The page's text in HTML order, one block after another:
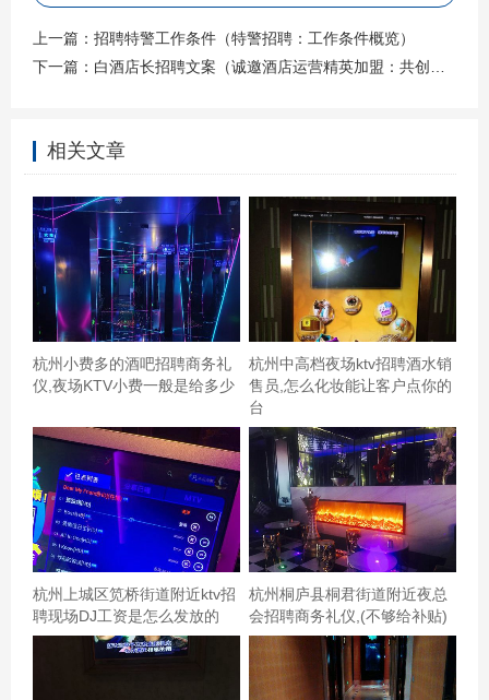
拥有**： - **教育背景**：本科及以上学历，会计、财务或
相关专业毕业。 - **专业技能**：具备扎实的会计理论基
础，熟悉国际会计准则（IFRS）或美国公认会计原则
领域工作经验，有大型跨国公司经验者优先。 - **技术工具
**：熟练操作Excel、SAP、Oracle等财务软件。 - **沟通能
力**：良好的中英文书面及口头表达能力，能够与不同部门
有效沟通。 - **分析能力**：具备出色的数据分析能力和问
题解决能力。 **加入我们，共创未来！** 在这里，您不仅
将获得职业上的成长与突破，更将在一个开放、包容的环
境中与一群志同道合的伙伴共同探索未知，实现个人价值
与企业目标的双赢。如果您渴望在会计领域深耕细作，如
果您准备好迎接挑战，那么请将您的简历发送至
[hr@ourcompany.com]，让我们一起开启这段精彩的旅
程！ --- 通过上述文案，我们旨在吸引那些寻求在会计领域
进一步发展、渴望面对新挑战的专业人士。文章结构清
晰，关键词自然融入（如“项目会计”、“招聘”、“财务管
理”），同时保持了内容的连贯性和吸引力。希望这篇文案
能为您的招聘活动带来积极的影响。
上一篇： 招聘特警工作条件（特警招聘：工作条件概览）
下一篇： 白酒店长招聘文案（诚邀酒店运营精英加盟：共创白酒领域的卓越之旅）
相关文章
杭州小费多的酒吧招聘商务礼
仪,夜场KTV小费一般是给多少
杭州中高档夜场ktv招聘酒水销
售员,怎么化妆能让客户点你的
台
杭州上城区笕桥街道附近ktv招
聘现场DJ工资是怎么发放的
杭州桐庐县桐君街道附近夜总
会招聘商务礼仪,(不够给补贴)